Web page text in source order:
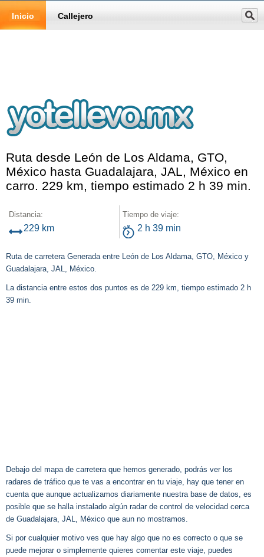
Inicio Callejero
Ruta desde León de Los Aldama, GTO,
México hasta Guadalajara, JAL, México en
carro. 229 km, tiempo estimado 2 h 39 min.
Distancia:
229 km
Tiempo de viaje:
2 h 39 min
Ruta de carretera Generada entre León de Los Aldama, GTO, México y
Guadalajara, JAL, México.
La distancia entre estos dos puntos es de 229 km, tiempo estimado 2 h
39 min.
Debajo del mapa de carretera que hemos generado, podrás ver los
radares de tráfico que te vas a encontrar en tu viaje, hay que tener en
cuenta que aunque actualizamos diariamente nuestra base de datos, es
posible que se halla instalado algún radar de control de velocidad cerca
de Guadalajara, JAL, México que aun no mostramos.
Si por cualquier motivo ves que hay algo que no es correcto o que se
puede mejorar o simplemente quieres comentar este viaje, puedes